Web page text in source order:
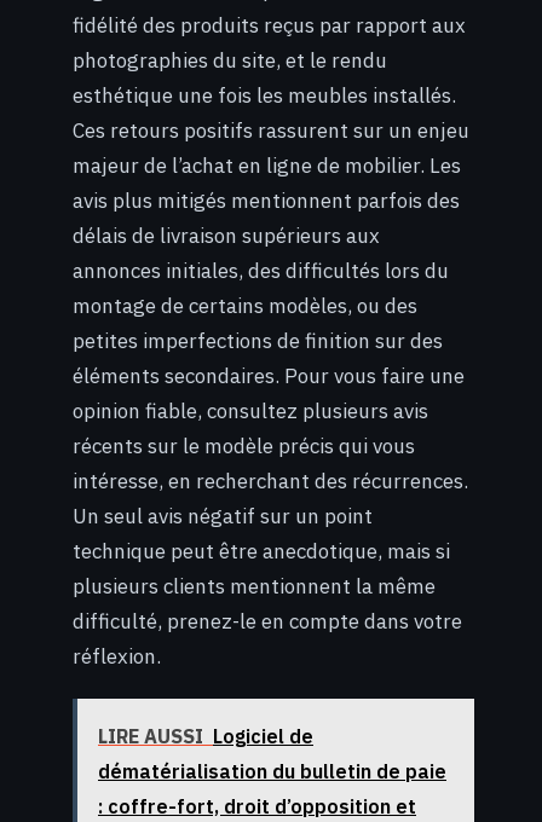
fidélité des produits reçus par rapport aux
photographies du site, et le rendu
esthétique une fois les meubles installés.
Ces retours positifs rassurent sur un enjeu
majeur de l’achat en ligne de mobilier. Les
avis plus mitigés mentionnent parfois des
délais de livraison supérieurs aux
annonces initiales, des difficultés lors du
montage de certains modèles, ou des
petites imperfections de finition sur des
éléments secondaires. Pour vous faire une
opinion fiable, consultez plusieurs avis
récents sur le modèle précis qui vous
intéresse, en recherchant des récurrences.
Un seul avis négatif sur un point
technique peut être anecdotique, mais si
plusieurs clients mentionnent la même
difficulté, prenez-le en compte dans votre
réflexion.
LIRE AUSSI Logiciel de
dématérialisation du bulletin de paie
: coffre-fort, droit d’opposition et